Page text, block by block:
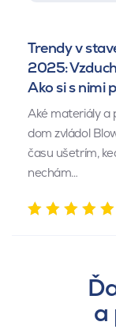
Trendy v
2025:
Ako si s nimi
Aké materiály a
dom zvládol
času ušetrím,
nechám…
a